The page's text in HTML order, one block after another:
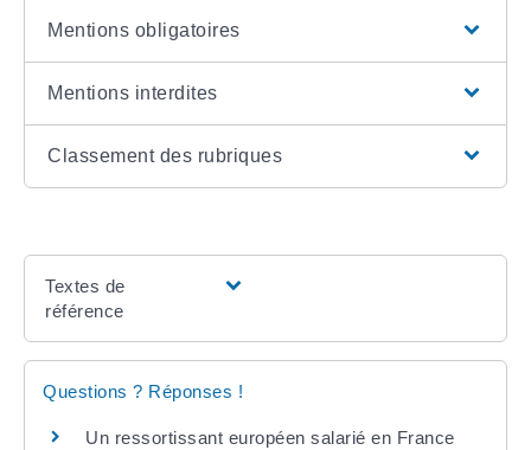
Mentions obligatoires
Mentions interdites
Classement des rubriques
Textes de
référence
Questions ? Réponses !
Un ressortissant européen salarié en France